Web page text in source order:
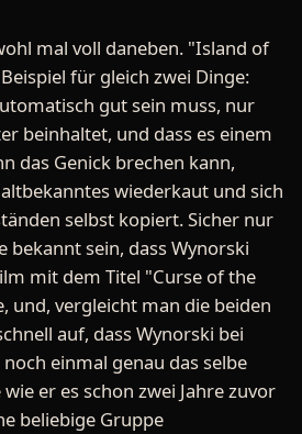
mal voll daneben. "Island of
für gleich zwei Dinge:
gut sein muss, nur
beinhaltet, und dass es einem
das Genick brechen kann,
wiederkaut und sich
selbst kopiert. Sicher nur
bekannt sein, dass Wynorski
mit dem Titel "Curse of the
und, vergleicht man die beiden
auf, dass Wynorski bei
einmal genau das selbe
er es schon zwei Jahre zuvor
beliebige Gruppe